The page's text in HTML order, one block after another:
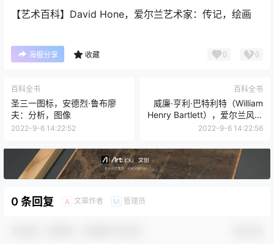
【艺术百科】David Hone，爱尔兰艺术家：传记，绘画
海报分享 收藏 0 0
百科全书
圣三一图标，安德烈·鲁布廖
夫：分析，图像
2022-9-6 14:22:52
百科全书
威廉·亨利·巴特利特（William
Henry Bartlett），爱尔兰风景
画家，水彩画家
2022-9-6 14:22:56
0 条回复 A 文章作者 M 管理员